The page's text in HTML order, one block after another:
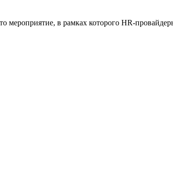
мероприятие, в рамках которого HR-